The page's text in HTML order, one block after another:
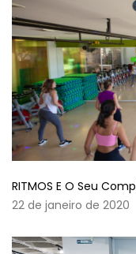
RITMOS E O Seu
22 de janeiro de 2020